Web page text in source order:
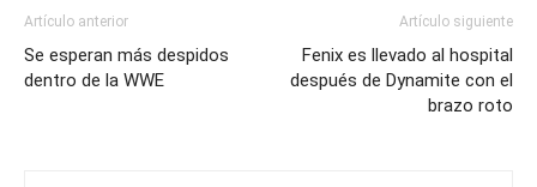
Artículo anterior
Se esperan más despidos
dentro de la WWE
Artículo siguiente
Fenix es llevado al hospital
después de Dynamite con el
brazo roto